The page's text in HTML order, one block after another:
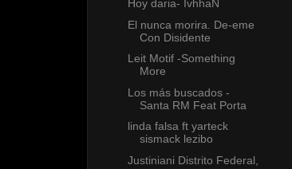
Hoy daria- IvhhaN
El nunca morira. De-eme
Con Disidente
Leit Motif -Something
More
Los más buscados -
Santa RM Feat Porta
linda falsa ft yarteck
sismack lezibo
Justiniani Distrito Federal,